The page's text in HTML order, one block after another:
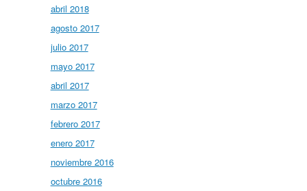
abril 2018
agosto 2017
julio 2017
mayo 2017
abril 2017
marzo 2017
febrero 2017
enero 2017
noviembre 2016
octubre 2016